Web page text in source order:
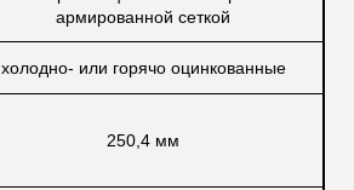
армированной сеткой
холодно- или горячо оцинкованные
250,4 мм